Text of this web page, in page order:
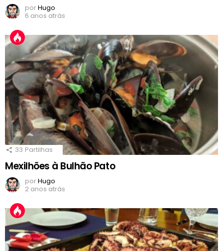
porHugo
6 anos atrás
33 Partilhas
Mexilhões à Bulhão Pato
porHugo
2 anos atrás